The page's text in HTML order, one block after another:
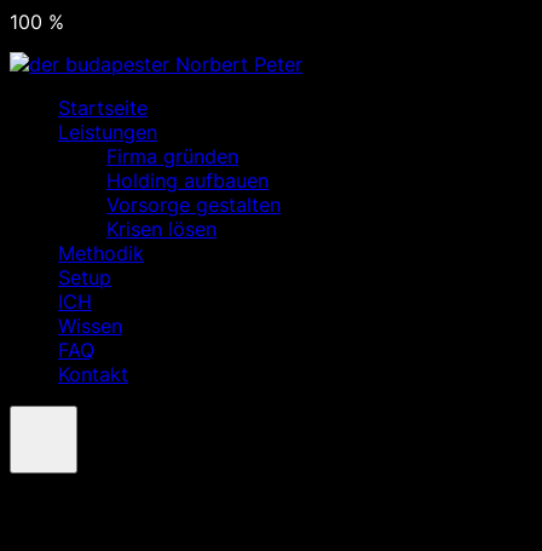
100 %
Startseite
Leistungen
Firma gründen
Holding aufbauen
Vorsorge gestalten
Krisen lösen
Methodik
Setup
ICH
Wissen
FAQ
Kontakt